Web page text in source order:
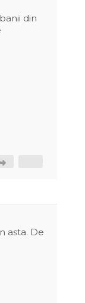
din
asta. De